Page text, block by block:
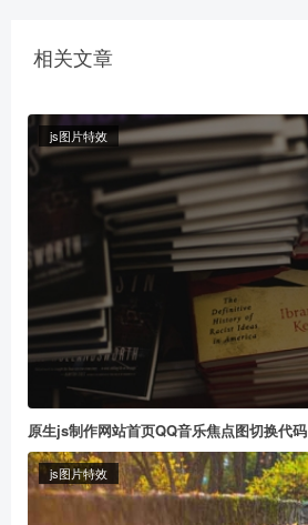
相关文章
js图片特效
原生js制作网站首页QQ音乐焦点图切换代码
js图片特效